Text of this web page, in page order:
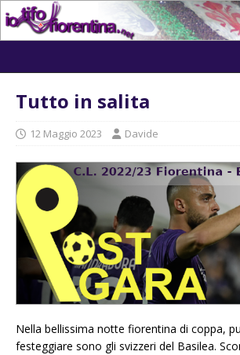
Tutto in salita
12 Maggio 2023 Davide
Nella bellissima notte fiorentina di coppa,
festeggiare sono gli svizzeri del Basilea.